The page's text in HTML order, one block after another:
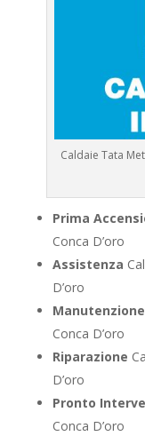
Caldaie Tata
Prima
Conca D’oro
Assistenza
D’oro
Manutenzione
Conca D’oro
Riparazione
D’oro
Pronto
Conca D’oro